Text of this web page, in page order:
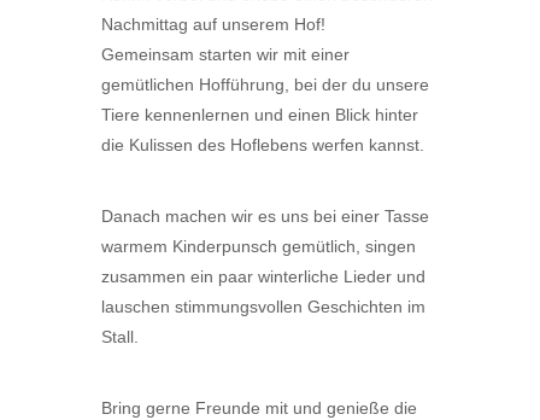
Nachmittag auf unserem Hof!
Gemeinsam starten wir mit einer
gemütlichen Hofführung, bei der du unsere
Tiere kennenlernen und einen Blick hinter
die Kulissen des Hoflebens werfen kannst.
Danach machen wir es uns bei einer Tasse
warmem Kinderpunsch gemütlich, singen
zusammen ein paar winterliche Lieder und
lauschen stimmungsvollen Geschichten im
Stall.
Bring gerne Freunde mit und genieße die